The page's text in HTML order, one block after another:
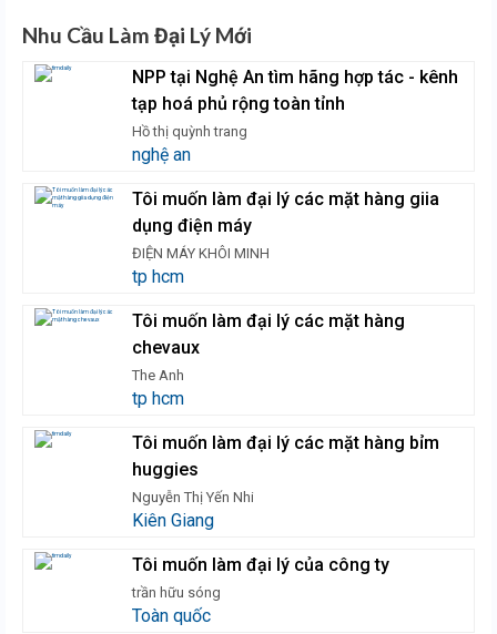
Nhu Cầu Làm Đại Lý Mới
NPP tại Nghệ An tìm hãng hợp tác - kênh
tạp hoá phủ rộng toàn tỉnh
Hồ thị quỳnh trang
nghệ an
Tôi muốn làm đại lý các mặt hàng giia
dụng điện máy
ĐIỆN MÁY KHÔI MINH
tp hcm
Tôi muốn làm đại lý các mặt hàng
chevaux
The Anh
tp hcm
Tôi muốn làm đại lý các mặt hàng bỉm
huggies
Nguyễn Thị Yến Nhi
Kiên Giang
Tôi muốn làm đại lý của công ty
trần hữu sóng
Toàn quốc